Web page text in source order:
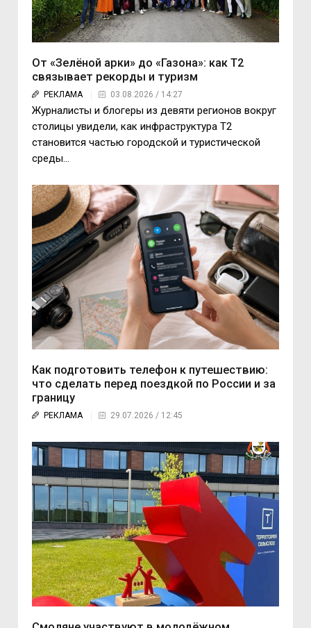
От «Зелёной арки» до «Газона»: как T2
связывает рекорды и туризм
РЕКЛАМА 03.08.2026 / 14:27
Журналисты и блогеры из девяти регионов вокруг
столицы увидели, как инфраструктура T2
становится частью городской и туристической
среды...
Как подготовить телефон к путешествию:
что сделать перед поездкой по России и за
границу
РЕКЛАМА 29.07.2026 / 12:45